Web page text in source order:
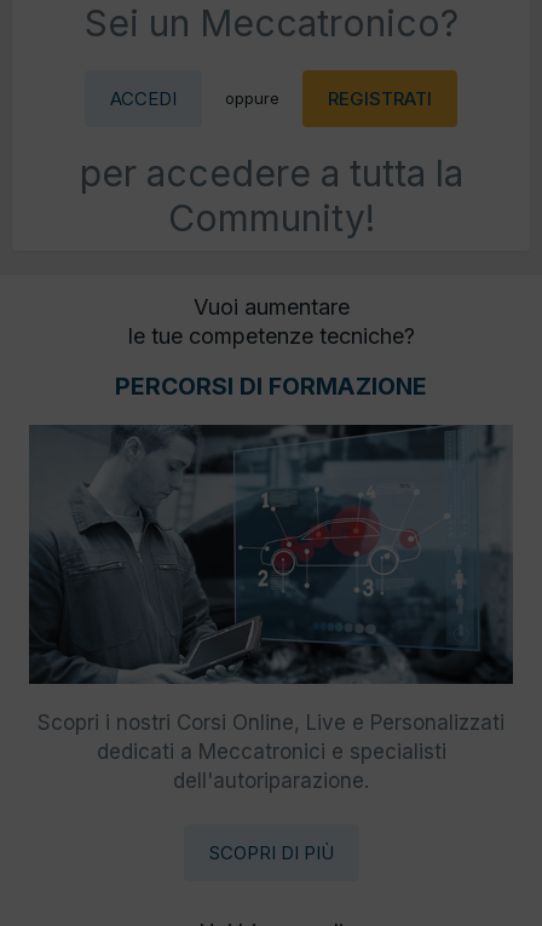
Sei un Meccatronico?
ACCEDI oppure REGISTRATI
per accedere a tutta la
Community!
Vuoi aumentare
le tue competenze tecniche?
PERCORSI DI FORMAZIONE
Scopri i nostri Corsi Online, Live e Personalizzati
dedicati a Meccatronici e specialisti
dell'autoriparazione.
SCOPRI DI PIÙ